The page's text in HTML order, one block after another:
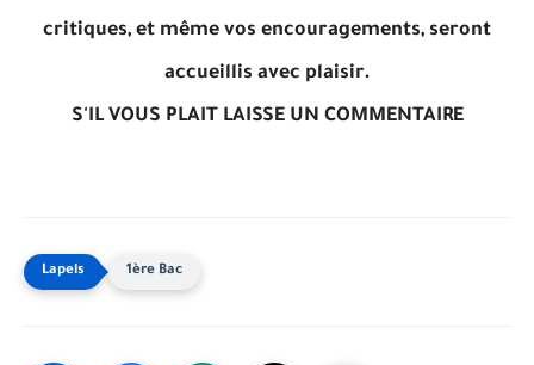
critiques, et même vos encouragements, seront
accueillis avec plaisir.
S'IL VOUS PLAIT LAISSE UN COMMENTAIRE
1ère Bac